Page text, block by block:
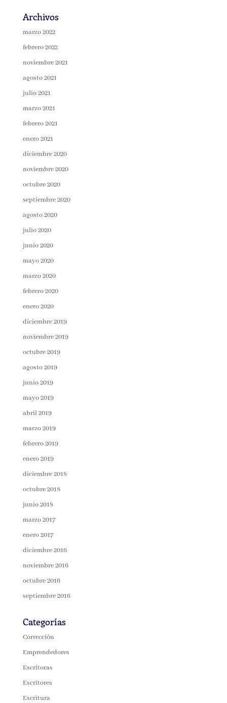
Archivos
marzo 2022
febrero 2022
noviembre 2021
agosto 2021
julio 2021
marzo 2021
febrero 2021
enero 2021
diciembre 2020
noviembre 2020
octubre 2020
septiembre 2020
agosto 2020
julio 2020
junio 2020
mayo 2020
marzo 2020
febrero 2020
enero 2020
diciembre 2019
noviembre 2019
octubre 2019
agosto 2019
junio 2019
mayo 2019
abril 2019
marzo 2019
febrero 2019
enero 2019
diciembre 2018
octubre 2018
junio 2018
marzo 2017
enero 2017
diciembre 2016
noviembre 2016
octubre 2016
septiembre 2016
Categorías
Corrección
Emprendedores
Escritoras
Escritores
Escritura